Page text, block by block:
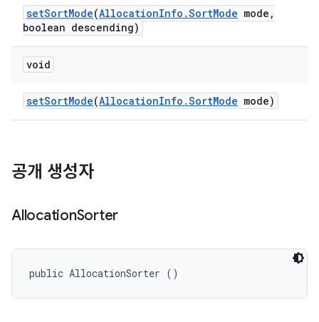
setSortMode(AllocationInfo .SortMode mode ,
boolean descending)
void
setSortMode(AllocationInfo .SortMode mode)
공개 생성자
AllocationSorter
public AllocationSorter ()